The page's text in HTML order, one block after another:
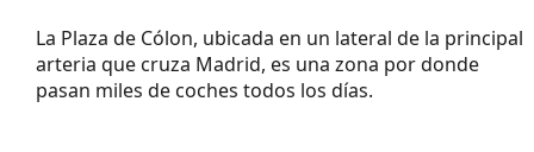
La Plaza de Cólon, ubicada en un lateral de la principal
arteria que cruza Madrid, es una zona por donde
pasan miles de coches todos los días.